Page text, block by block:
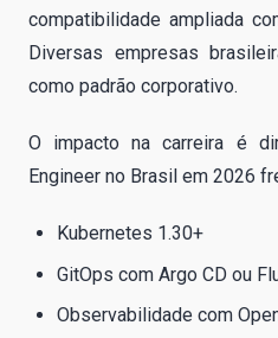
compatibilidade ampliada
Diversas empresas
como padrão corporativo.
O impacto na carreira é
Engineer no Brasil em 2026
Kubernetes 1.30+
GitOps com Argo CD ou
Observabilidade com